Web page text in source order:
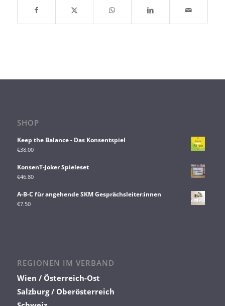
SHOP
Keep the Balance - Das Konsentspiel
€38.00
KonsenT-Joker Spieleset
€46.80
A-B-C für angehende SKM Gesprächsleiter:innen
€7.50
REGIONEN IM VERBAND
Wien / Österreich-Ost
Salzburg / Oberösterreich